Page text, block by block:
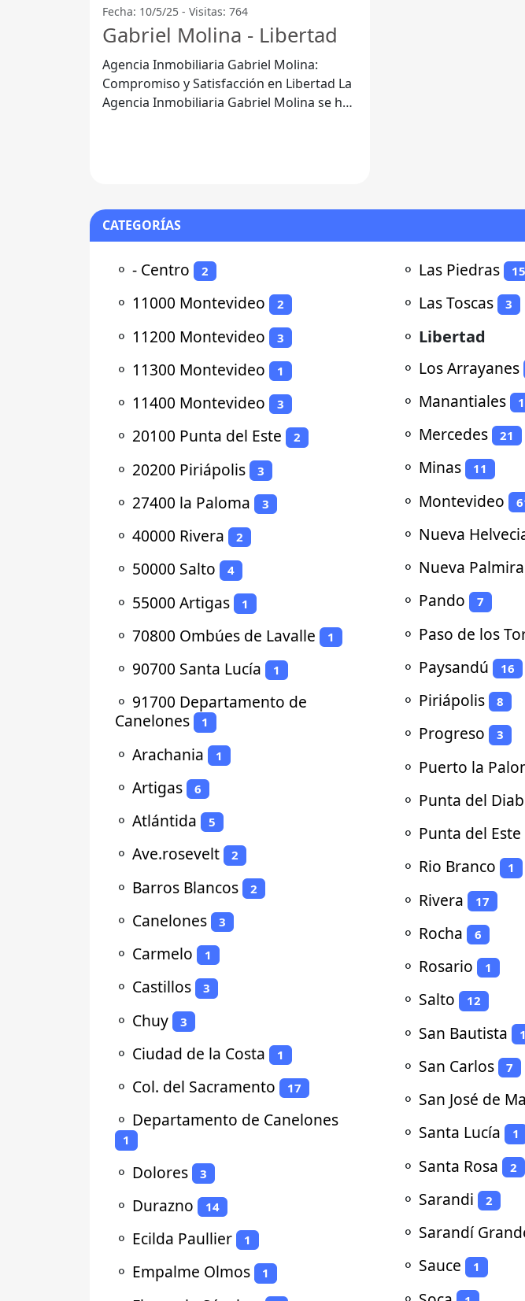
Fecha: 10/5/25 - Visitas: 764
Gabriel Molina - Libertad
Agencia Inmobiliaria Gabriel Molina:
Compromiso y Satisfacción en Libertad La
Agencia Inmobiliaria Gabriel Molina se ha
CATEGORÍAS
⚬ - Centro 2
⚬ 11000 Montevideo 2
⚬ 11200 Montevideo 3
⚬ 11300 Montevideo 1
⚬ 11400 Montevideo 3
⚬ 20100 Punta del Este 2
⚬ 20200 Piriápolis 3
⚬ 27400 la Paloma 3
⚬ 40000 Rivera 2
⚬ 50000 Salto 4
⚬ 55000 Artigas 1
⚬ 70800 Ombúes de Lavalle 1
⚬ 90700 Santa Lucía 1
⚬ 91700 Departamento de
Canelones
1
⚬ Arachania 1
⚬ Artigas 6
⚬ Atlántida 5
⚬ Ave.rosevelt 2
⚬ Barros Blancos 2
⚬ Canelones 3
⚬ Carmelo 1
⚬ Castillos 3
⚬ Chuy 3
⚬ Ciudad de la Costa 1
⚬ Col. del Sacramento 17
⚬ Departamento de Canelones
1
⚬ Dolores 3
⚬ Durazno 14
⚬ Ecilda Paullier 1
⚬ Empalme Olmos 1
⚬ Las Piedras 15
⚬ Las Toscas 3
⚬ Libertad
⚬ Los Arrayanes
⚬ Manantiales 1
⚬ Mercedes 21
⚬ Minas 11
⚬ Montevideo
⚬ Nueva
⚬ Nueva Palmira
⚬ Pando 7
⚬ Paso de los
⚬ Paysandú 16
⚬ Piriápolis 8
⚬ Progreso 3
⚬ Puerto la
⚬ Punta del
⚬ Punta del Este
⚬ Rio Branco 1
⚬ Rivera 17
⚬ Rocha 6
⚬ Rosario 1
⚬ Salto 12
⚬ San Bautista 1
⚬ San Carlos 7
⚬ San José de
⚬ Santa Lucía 1
⚬ Santa Rosa 2
⚬ Sarandi 2
⚬ Sarandí
⚬ Sauce 1